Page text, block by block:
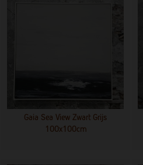
Gaia Sea View Zwart Grijs
100x100cm